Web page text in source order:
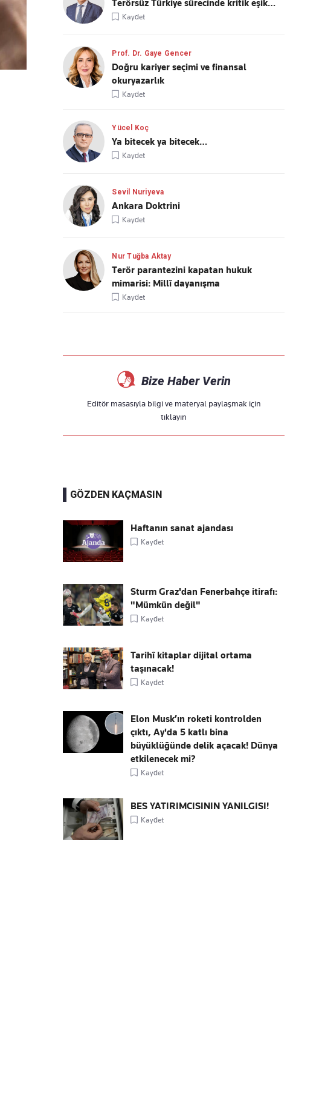
Terörsüz Türkiye sürecinde kritik eşik…
Kaydet
Prof. Dr. Gaye Gencer
Doğru kariyer seçimi ve finansal
okuryazarlık
Kaydet
Yücel Koç
Ya bitecek ya bitecek…
Kaydet
Sevil Nuriyeva
Ankara Doktrini
Kaydet
Nur Tuğba Aktay
Terör parantezini kapatan hukuk
mimarisi: Millî dayanışma
Kaydet
Bize Haber Verin
Editör masasıyla bilgi ve materyal paylaşmak için
tıklayın
GÖZDEN KAÇMASIN
Haftanın sanat ajandası
Kaydet
Sturm Graz'dan Fenerbahçe itirafı:
"Mümkün değil"
Kaydet
Tarihî kitaplar dijital ortama
taşınacak!
Kaydet
Elon Musk’ın roketi kontrolden
çıktı, Ay'da 5 katlı bina
büyüklüğünde delik açacak! Dünya
etkilenecek mi?
Kaydet
BES YATIRIMCISININ YANILGISI!
Kaydet